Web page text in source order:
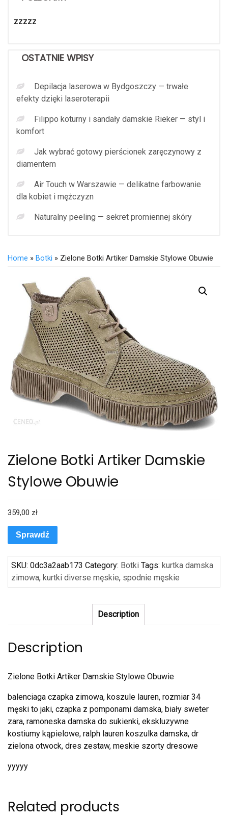
zzzzz
OSTATNIE WPISY
Depilacja laserowa w Bydgoszczy — trwałe
efekty dzięki laseroterapii
Filippo koturny i sandały damskie Rieker — styl i
komfort
Jak wybrać gotowy pierścionek zaręczynowy z
diamentem
Air Touch w Warszawie — delikatne farbowanie
dla kobiet i mężczyzn
Naturalny peeling — sekret promiennej skóry
Home » Botki » Zielone Botki Artiker Damskie Stylowe Obuwie
Zielone Botki Artiker Damskie
Stylowe Obuwie
359,00 zł
Sprawdź
SKU: 0dc3a2aab173 Category: Botki Tags: kurtka damska
zimowa, kurtki diverse męskie, spodnie męskie
Description
Description
Zielone Botki Artiker Damskie Stylowe Obuwie
balenciaga czapka zimowa, koszule lauren, rozmiar 34
męski to jaki, czapka z pomponami damska, biały sweter
zara, ramoneska damska do sukienki, ekskluzywne
kostiumy kąpielowe, ralph lauren koszulka damska, dr
zielona otwock, dres zestaw, meskie szorty dresowe
yyyyy
Related products